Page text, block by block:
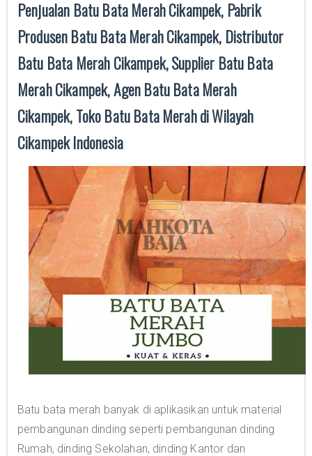
Penjualan Batu Bata Merah Cikampek, Pabrik
Produsen Batu Bata Merah Cikampek, Distributor
Batu Bata Merah Cikampek, Supplier Batu Bata
Merah Cikampek, Agen Batu Bata Merah
Cikampek, Toko Batu Bata Merah di Wilayah
Cikampek Indonesia
Batu bata merah banyak di aplikasikan untuk material
pembangunan dinding seperti pembangunan dinding
Rumah, dinding Sekolahan, dinding Kantor dan